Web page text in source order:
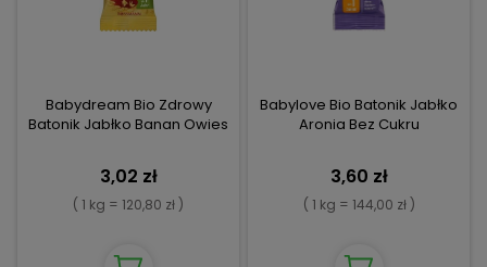
Babydream Bio Zdrowy
Batonik Jabłko Banan Owies
3,02 zł
( 1 kg = 120,80 zł )
Babylove Bio Batonik Jabłko
Aronia Bez Cukru
3,60 zł
( 1 kg = 144,00 zł )